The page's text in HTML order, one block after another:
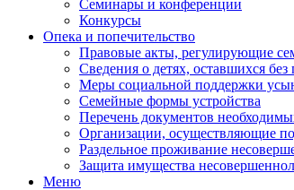
Семинары и конференции
Конкурсы
Опека и попечительство
Правовые акты, регулирующие
Сведения о детях, оставшихся
Меры социальной поддержки
Семейные формы устройства
Перечень документов
Организации, осуществляющие
Раздельное проживание
Защита имущества
Меню